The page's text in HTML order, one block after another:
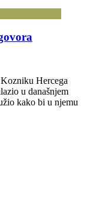
Hercega
u današnjem
kako bi u njemu